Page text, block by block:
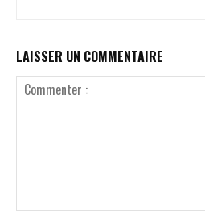
LAISSER UN COMMENTAIRE